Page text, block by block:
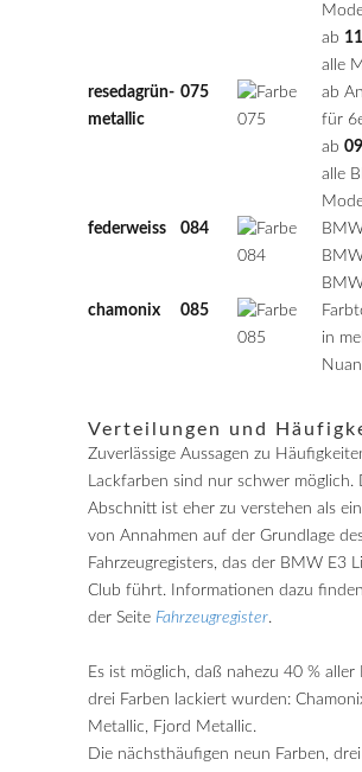
ab
alle
resedagrün-
metallic
075
ab
für
ab
alle
federweiss
084
chamonix
085
in
Verteilungen und
Zuverlässige Aussagen zu
Lackfarben sind nur schwer möglich.
Abschnitt ist eher zu verstehen als
von Annahmen auf der Grundlage
Fahrzeugregisters, das der BMW E3
Club führt. Informationen dazu
der Seite Fahrzeugregister.
Es ist möglich, daß nahezu 40 % aller
drei Farben lackiert wurden:
Metallic, Fjord Metallic.
Die nächsthäufigen neun Farben,